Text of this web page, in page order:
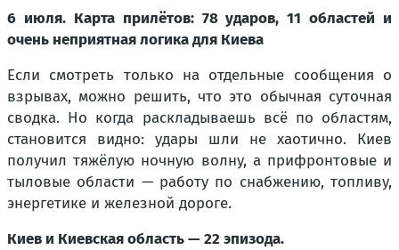
6 июля. Карта прилётов: 78 ударов, 11 областей и
очень неприятная логика для Киева
Если смотреть только на отдельные сообщения о
взрывах, можно решить, что это обычная суточная
сводка. Но когда раскладываешь всё по областям,
становится видно: удары шли не хаотично. Киев
получил тяжёлую ночную волну, а прифронтовые и
тыловые области — работу по снабжению, топливу,
энергетике и железной дороге.
Киев и Киевская область — 22 эпизода.